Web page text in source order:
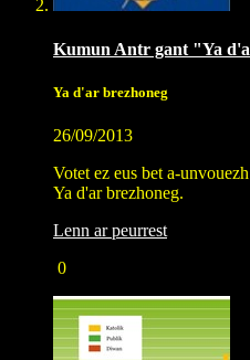
Kumun Antr gant "Ya
Ya d'ar brezhoneg
26/09/2013
Votet ez eus bet a-
Ya d'ar brezhoneg.
Lenn ar peurrest
0